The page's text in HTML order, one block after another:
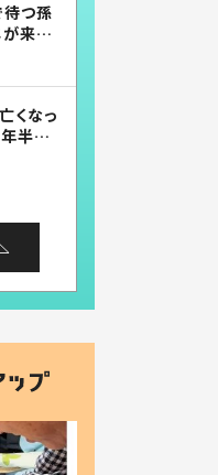
待つ孫
来た
せにな
くなっ
半
日記
本音